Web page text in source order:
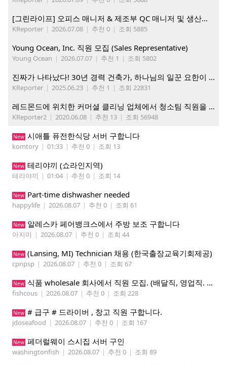
[그린라이프] 오피스 매니저 & 제조부 QC 매니저 및 생산직, 웨어하우스 직원 모집
KReporter | 2026.07.08 | 추천 0 | 조회 5885
Young Ocean, Inc. 직원 모집 (Sales Representative)
Young Ocean | 2026.07.07 | 추천 1 | 조회 5802
진짜가 나타났다! 30년 경력 건축가, 하나님의 일꾼 요한이 책임 시공합니다.
KReporter | 2025.06.23 | 추천 1 | 조회 22831
레드몬드에 위치한 커머셜 클리닝 업체에서 청소팀 직원을 모집합니다.
KReporter2 | 2020.06.08 | 추천 13 | 조회 56948
New 시애틀 퓨전한식당 서버 구합니다
komtory | 01:33 | 추천 0 | 조회 13
New 테리야끼 (쇼라인지역)
테리야끼 | 01:04 | 추천 0 | 조회 14
New Part-time dishwasher needed
happylife | 2026.08.07 | 추천 0 | 조회 61
New 알레스카 페어뱅크스에서 주방 보조 구합니다
아지미 | 2026.08.07 | 추천 0 | 조회 44
New (Lansing, MI) Technician 채용 (한국출장교육기회제공)
cpnpsp | 2026.08.07 | 추천 0 | 조회 67
New 식품 wholesale 회사에서 직원 모집. (배달직, 영업직. 창고 관리직)
fishcous | 2026.08.07 | 추천 0 | 조회 228
New # 급구 # 드라이버 , 창고 직원 구합니다.
jdoseafood | 2026.08.07 | 추천 0 | 조회 167
New 페더럴웨이 스시집 서버 구인
washingtonfish | 2026.08.07 | 추천 0 | 조회 89